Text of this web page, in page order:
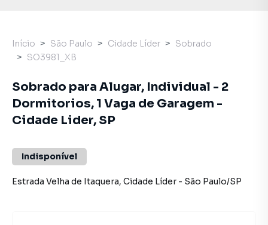
Início São Paulo Cidade Líder
Sobrado
SO3981_XB
Sobrado para Alugar, Individual - 2
Dormitorios, 1 Vaga de Garagem -
Cidade Lider, SP
Indisponível
Estrada Velha de Itaquera, Cidade Líder - São Paulo/SP